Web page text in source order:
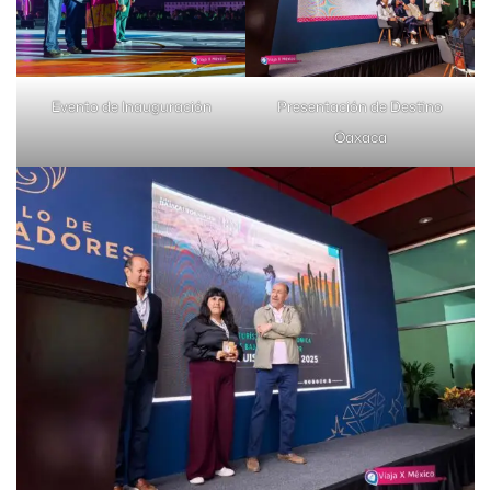
Evento de Inauguración
Presentación de Destino
Oaxaca